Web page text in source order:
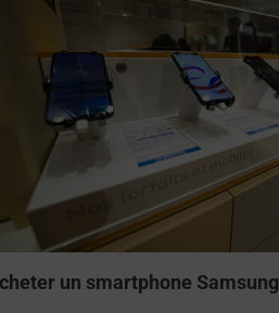
un smartphone Samsung